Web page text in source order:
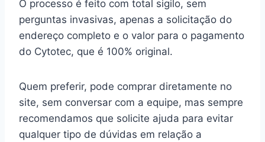
O processo é feito com total sigilo, sem
perguntas invasivas, apenas a solicitação do
endereço completo e o valor para o pagamento
do Cytotec, que é 100% original.
Quem preferir, pode comprar diretamente no
site, sem conversar com a equipe, mas sempre
recomendamos que solicite ajuda para evitar
qualquer tipo de dúvidas em relação a